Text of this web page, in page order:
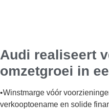
Audi realiseert
omzetgroei in
•Winstmarge vóór
verkooptoename en solide